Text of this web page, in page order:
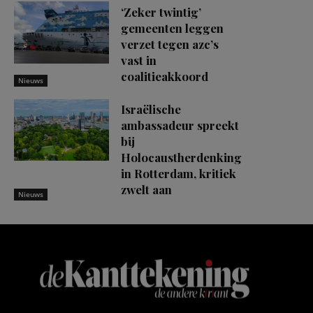
Nieuws
‘Zeker twintig’
gemeenten leggen
verzet tegen azc’s
vast in
coalitieakkoord
Nieuws
Israëlische
ambassadeur spreekt
bij
Holocaustherdenking
in Rotterdam, kritiek
zwelt aan